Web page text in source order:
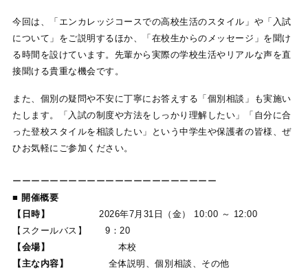
今回は、「エンカレッジコースでの高校生活のスタイル」や「入試
について」をご説明するほか、「在校生からのメッセージ」を聞け
る時間を設けています。先輩から実際の学校生活やリアルな声を直
接聞ける貴重な機会です。
また、個別の疑問や不安に丁寧にお答えする「個別相談」も実施い
たします。「入試の制度や方法をしっかり理解したい」「自分に合
った登校スタイルを相談したい」という中学生や保護者の皆様、ぜ
ひお気軽にご参加ください。
ーーーーーーーーーーーーーーーーーーーーーー
■ 開催概要
【日時】
2026年7月31日（金） 10:00 ～ 12:00
【スクールバス】 9：20
【会場】
本校
【主な内容】 全体説明、個別相談、その他